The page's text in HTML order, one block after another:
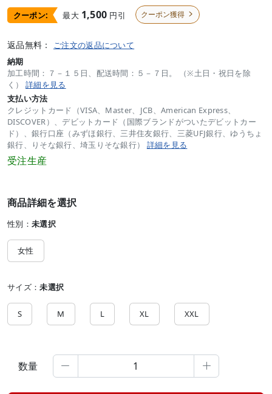
クーポン: 最大 1,500 円引 クーポン獲得 
返品無料： ご注文の返品について
納期
加工時間：７－１５日、配送時間：５－７日。 （※土日・祝日を除
く） 詳細を見る
支払い方法
クレジットカード（VISA、Master、JCB、American Express、
DISCOVER）、デビットカード（国際ブランドがついたデビットカー
ド）、銀行口座（みずほ銀行、三井住友銀行、三菱UFJ銀行、ゆうちょ
銀行、りそな銀行、埼玉りそな銀行） 詳細を見る
受注生産
商品詳細を選択
性別： 未選択
女性
サイズ：未選択
S M L XL XXL
数量  